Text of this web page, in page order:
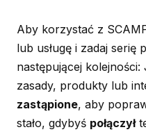
Aby korzystać z
lub usługę i zadaj serię
następującej kolejności:
zasady, produkty lub
zastąpione, aby
stało, gdybyś połączył